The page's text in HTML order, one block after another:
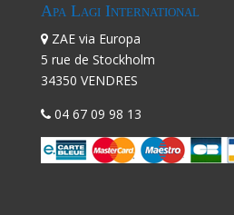
Apa Lagi International
ZAE via Europa
5 rue de Stockholm
34350 VENDRES
04 67 09 98 13